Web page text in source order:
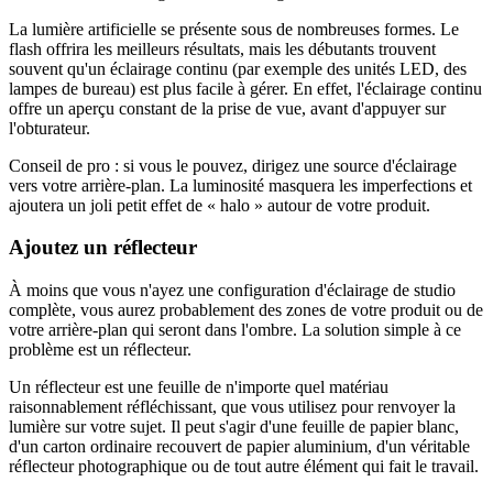
La lumière artificielle se présente sous de nombreuses formes. Le
flash offrira les meilleurs résultats, mais les débutants trouvent
souvent qu'un éclairage continu (par exemple des unités LED, des
lampes de bureau) est plus facile à gérer. En effet, l'éclairage continu
offre un aperçu constant de la prise de vue, avant d'appuyer sur
l'obturateur.
Conseil de pro : si vous le pouvez, dirigez une source d'éclairage
vers votre arrière-plan. La luminosité masquera les imperfections et
ajoutera un joli petit effet de « halo » autour de votre produit.
Ajoutez un réflecteur
À moins que vous n'ayez une configuration d'éclairage de studio
complète, vous aurez probablement des zones de votre produit ou de
votre arrière-plan qui seront dans l'ombre. La solution simple à ce
problème est un réflecteur.
Un réflecteur est une feuille de n'importe quel matériau
raisonnablement réfléchissant, que vous utilisez pour renvoyer la
lumière sur votre sujet. Il peut s'agir d'une feuille de papier blanc,
d'un carton ordinaire recouvert de papier aluminium, d'un véritable
réflecteur photographique ou de tout autre élément qui fait le travail.